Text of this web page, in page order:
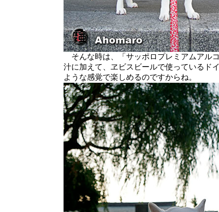
そんな時は、「サッポロプレミアムアル
汁に加えて、ヱビスビールで使っているド
ような感覚で楽しめるのですからね。